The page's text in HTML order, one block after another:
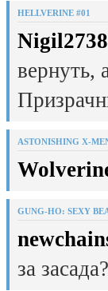
HELLVERINE #01
вернуть,
ASTONISHING X-
GUNG-HO: SEXY
за засада?